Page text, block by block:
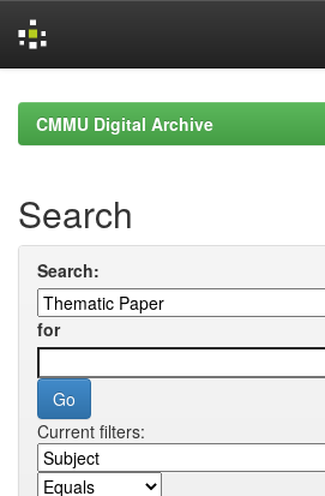
navigationCMMU Digital Archive
Search
Search:
for
Current filters: